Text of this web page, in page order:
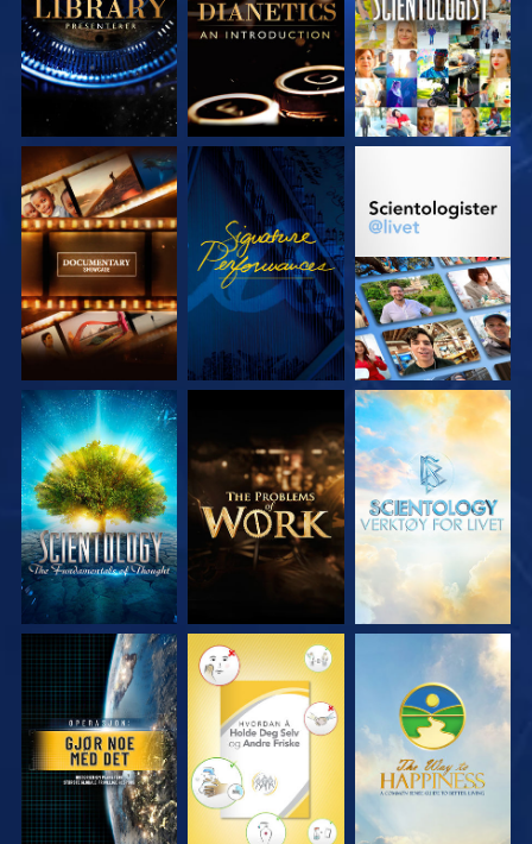
UTFORSK SERIEN SE UTFORSK SERIEN
UTFORSK SERIEN UTFORSK SERIEN UTFORSK SERIEN
SE SE SE